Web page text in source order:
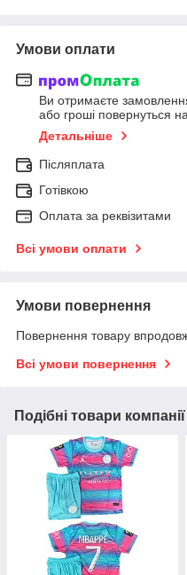
Умови оплати
Ви отримаєте
або гроші повернуться
Детальніше
Післяплата
Готівкою
Оплата за реквізитами
Всі умови оплати
Умови повернення
Повернення товару
Всі умови повернення
Подібні товари компанії